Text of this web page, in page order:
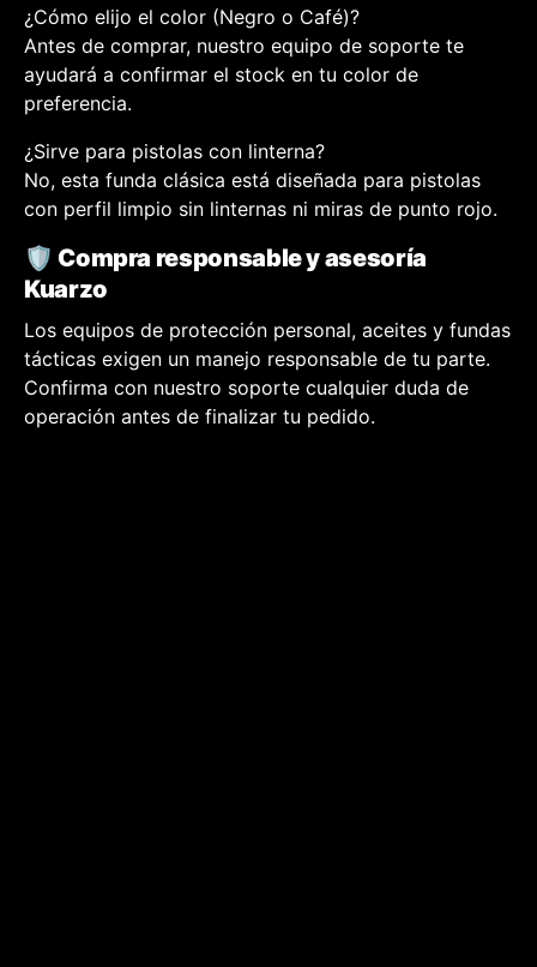
¿Cómo elijo el color (Negro o Café)?
Antes de comprar, nuestro equipo de soporte te
ayudará a confirmar el stock en tu color de
preferencia.
¿Sirve para pistolas con linterna?
No, esta funda clásica está diseñada para pistolas
con perfil limpio sin linternas ni miras de punto rojo.
🛡️ Compra responsable y asesoría
Kuarzo
Los equipos de protección personal, aceites y fundas
tácticas exigen un manejo responsable de tu parte.
Confirma con nuestro soporte cualquier duda de
operación antes de finalizar tu pedido.